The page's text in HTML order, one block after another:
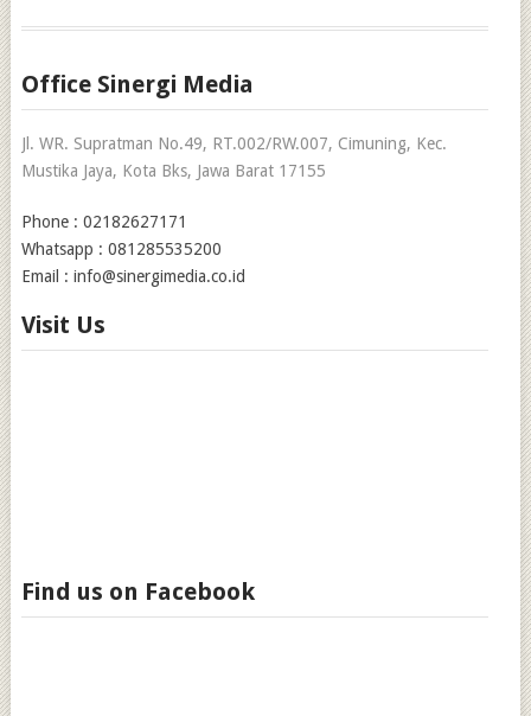
Office Sinergi Media
Jl. WR. Supratman No.49, RT.002/RW.007, Cimuning, Kec.
Mustika Jaya, Kota Bks, Jawa Barat 17155
Phone : 02182627171
Whatsapp : 081285535200
Email : info@sinergimedia.co.id
Visit Us
Find us on Facebook